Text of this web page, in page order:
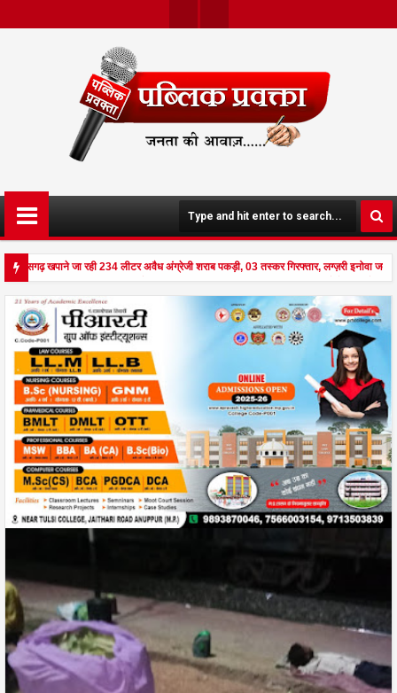
Ter
Boo
K
खपाने जा रही 234 लीटर अवैध अंग्रेजी शराब पकड़ी, 03 तस्कर गिरफ्तार, लग्ज़री इनोवा जब्त
अनूपपुर - घर पर किसान व नौकरानी का मिला रक्तरंजित शव, पत्नी गंभीर घायल में मेडिकल रेफर